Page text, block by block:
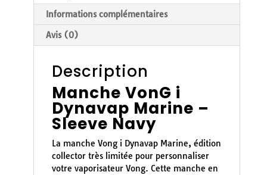
Informations complémentaires
Avis (0)
Description
Manche VonG i
Dynavap Marine –
Sleeve Navy
La manche Vong i Dynavap Marine, édition
collector très limitée pour personnaliser
votre vaporisateur Vong. Cette manche en